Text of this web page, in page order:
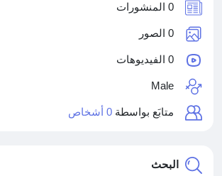
0 المنشورات
0 الصور
0 الفيديوهات
Male
متابَع بواسطة 0 أشخاص
البحث